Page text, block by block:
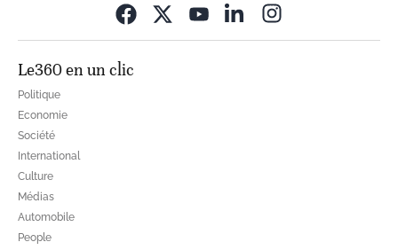
Le360 en un clic
Politique
Economie
Société
International
Culture
Médias
Automobile
People